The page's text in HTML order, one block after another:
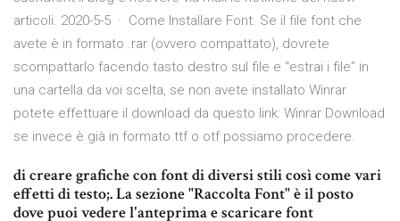
articoli. 2020-5-5 · Come Installare Font. Se il file font che
avete è in formato .rar (ovvero compattato), dovrete
scompattarlo facendo tasto destro sul file e “estrai i file” in
una cartella da voi scelta, se non avete installato Winrar
potete effettuare il download da questo link: Winrar Download
se invece è già in formato ttf o otf possiamo procedere.
di creare grafiche con font di diversi stili così come vari
effetti di testo;. La sezione "Raccolta Font" è il posto
dove puoi vedere l'anteprima e scaricare font